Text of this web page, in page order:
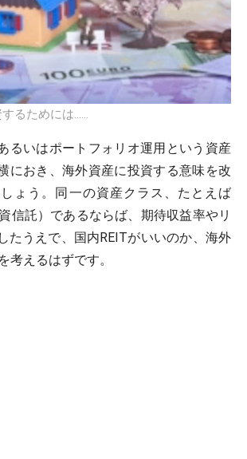
るためには……
るいはポートフォリオ運用という資産
におき、海外資産に投資する意味を改
ょう。同一の資産クラス、たとえば
信託）であるならば、期待収益率やリ
たうえで、国内REITがいいのか、海外
考えるはずです。